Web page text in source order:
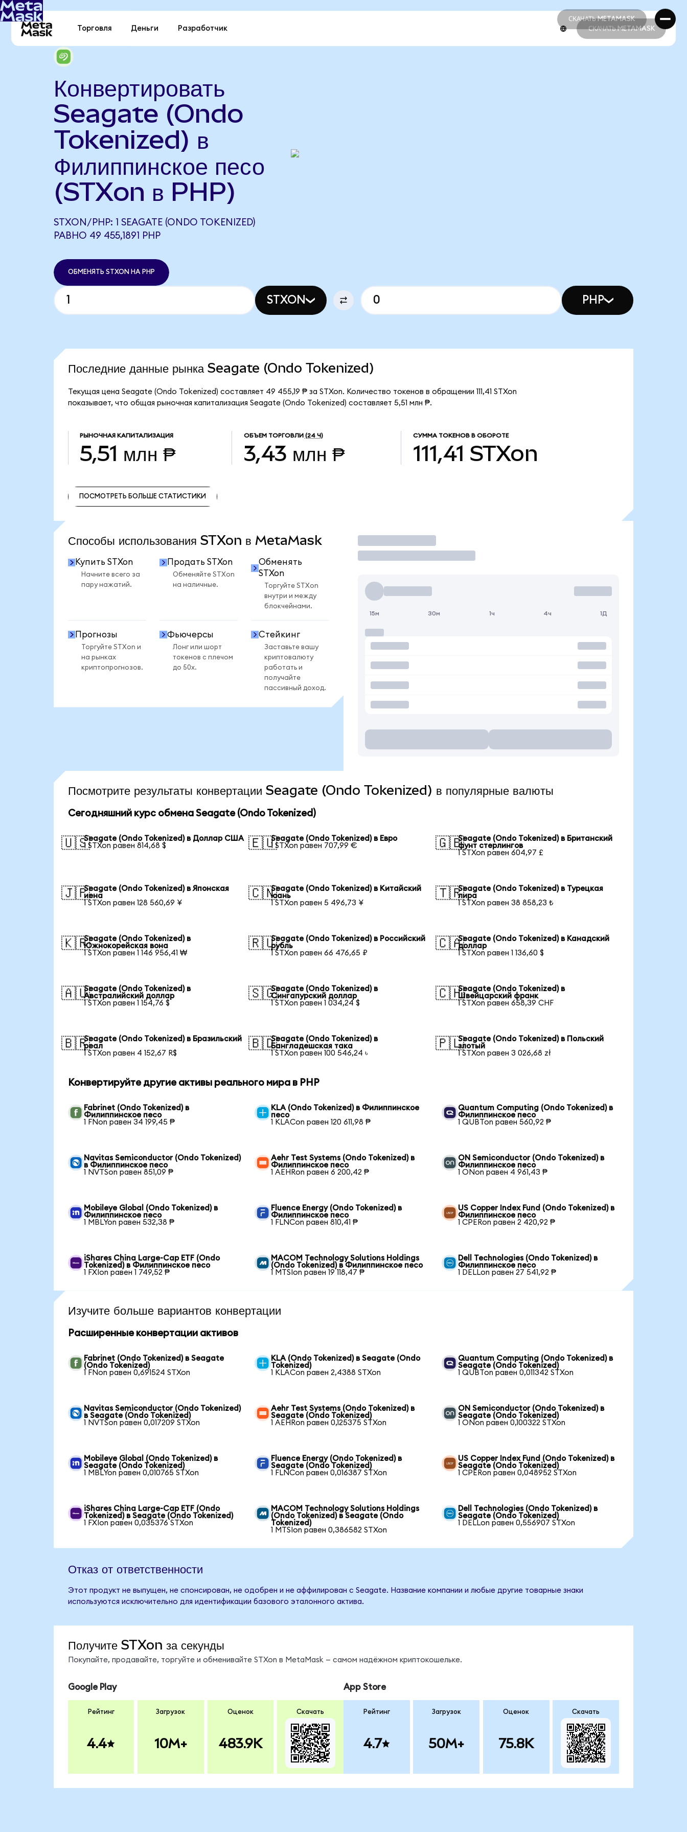
СКАЧАТЬ METAMASK
СКАЧАТЬ METAMASK
Торговля Деньги Разработчик СКАЧАТЬ METAMASK
Конвертировать
Seagate (Ondo
Tokenized) в
Филиппинское песо
(STXon в PHP)
STXON/PHP: 1 SEAGATE (ONDO TOKENIZED)
РАВНО 49 455,1891 PHP
ОБМЕНЯТЬ STXON НА PHP
STXON PHP
Последние данные рынка Seagate (Ondo Tokenized)
Текущая цена Seagate (Ondo Tokenized) составляет 49 455,19 ₱ за STXon. Количество токенов в обращении 111,41 STXon
показывает, что общая рыночная капитализация Seagate (Ondo Tokenized) составляет 5,51 млн ₱.
РЫНОЧНАЯ КАПИТАЛИЗАЦИЯ
5,51 млн ₱
ОБЪЕМ ТОРГОВЛИ (24 Ч)
3,43 млн ₱
СУММА ТОКЕНОВ В ОБОРОТЕ
111,41 STXon
ПОСМОТРЕТЬ БОЛЬШЕ СТАТИСТИКИ
Способы использования STXon в MetaMask
Купить STXon
Начните всего за
пару нажатий.
Продать STXon
Обменяйте STXon
на наличные.
Обменять
STXon
Торгуйте STXon
внутри и между
блокчейнами.
Прогнозы
Торгуйте STXon и
на рынках
криптопрогнозов.
Фьючерсы
Лонг или шорт
токенов с плечом
до 50x.
Стейкинг
Заставьте вашу
криптовалюту
работать и
получайте
пассивный доход.
Торговать
15м 30м 1ч 4ч 1Д
Посмотрите результаты конвертации Seagate (Ondo Tokenized) в популярные валюты
Сегодняшний курс обмена Seagate (Ondo Tokenized)
🇺🇸Seagate (Ondo Tokenized) в Доллар США
1 STXon равен 814,68 $
🇪🇺Seagate (Ondo Tokenized) в Евро
1 STXon равен 707,99 €
🇬🇧Seagate (Ondo Tokenized) в Британский
фунт стерлингов
1 STXon равен 604,97 £
🇯🇵Seagate (Ondo Tokenized) в Японская
иена
1 STXon равен 128 560,69 ¥
🇨🇳Seagate (Ondo Tokenized) в Китайский
юань
1 STXon равен 5 496,73 ¥
🇹🇷Seagate (Ondo Tokenized) в Турецкая
лира
1 STXon равен 38 858,23 ₺
🇰🇷Seagate (Ondo Tokenized) в
Южнокорейская вона
1 STXon равен 1 146 956,41 ₩
🇷🇺Seagate (Ondo Tokenized) в Российский
рубль
1 STXon равен 66 476,65 ₽
🇨🇦Seagate (Ondo Tokenized) в Канадский
доллар
1 STXon равен 1 136,60 $
🇦🇺Seagate (Ondo Tokenized) в
Австралийский доллар
1 STXon равен 1 154,76 $
🇸🇬Seagate (Ondo Tokenized) в
Сингапурский доллар
1 STXon равен 1 034,24 $
🇨🇭Seagate (Ondo Tokenized) в
Швейцарский франк
1 STXon равен 658,39 CHF
🇧🇷Seagate (Ondo Tokenized) в Бразильский
реал
1 STXon равен 4 152,67 R$
🇧🇩Seagate (Ondo Tokenized) в
Бангладешская така
1 STXon равен 100 546,24 ৳
🇵🇱Seagate (Ondo Tokenized) в Польский
злотый
1 STXon равен 3 026,68 zł
Конвертируйте другие активы реального мира в PHP
Fabrinet (Ondo Tokenized) в
Филиппинское песо
1 FNon равен 34 199,45 ₱
KLA (Ondo Tokenized) в Филиппинское
песо
1 KLACon равен 120 611,98 ₱
Quantum Computing (Ondo Tokenized) в
Филиппинское песо
1 QUBTon равен 560,92 ₱
Navitas Semiconductor (Ondo Tokenized)
в Филиппинское песо
1 NVTSon равен 851,09 ₱
Aehr Test Systems (Ondo Tokenized) в
Филиппинское песо
1 AEHRon равен 6 200,42 ₱
ON Semiconductor (Ondo Tokenized) в
Филиппинское песо
1 ONon равен 4 961,43 ₱
Mobileye Global (Ondo Tokenized) в
Филиппинское песо
1 MBLYon равен 532,38 ₱
Fluence Energy (Ondo Tokenized) в
Филиппинское песо
1 FLNCon равен 810,41 ₱
US Copper Index Fund (Ondo Tokenized) в
Филиппинское песо
1 CPERon равен 2 420,92 ₱
iShares China Large-Cap ETF (Ondo
Tokenized) в Филиппинское песо
1 FXIon равен 1 749,52 ₱
MACOM Technology Solutions Holdings
(Ondo Tokenized) в Филиппинское песо
1 MTSIon равен 19 118,47 ₱
Dell Technologies (Ondo Tokenized) в
Филиппинское песо
1 DELLon равен 27 541,92 ₱
Изучите больше вариантов конвертации
Расширенные конвертации активов
Fabrinet (Ondo Tokenized) в Seagate
(Ondo Tokenized)
1 FNon равен 0,691524 STXon
KLA (Ondo Tokenized) в Seagate (Ondo
Tokenized)
1 KLACon равен 2,4388 STXon
Quantum Computing (Ondo Tokenized) в
Seagate (Ondo Tokenized)
1 QUBTon равен 0,011342 STXon
Navitas Semiconductor (Ondo Tokenized)
в Seagate (Ondo Tokenized)
1 NVTSon равен 0,017209 STXon
Aehr Test Systems (Ondo Tokenized) в
Seagate (Ondo Tokenized)
1 AEHRon равен 0,125375 STXon
ON Semiconductor (Ondo Tokenized) в
Seagate (Ondo Tokenized)
1 ONon равен 0,100322 STXon
Mobileye Global (Ondo Tokenized) в
Seagate (Ondo Tokenized)
1 MBLYon равен 0,010765 STXon
Fluence Energy (Ondo Tokenized) в
Seagate (Ondo Tokenized)
1 FLNCon равен 0,016387 STXon
US Copper Index Fund (Ondo Tokenized) в
Seagate (Ondo Tokenized)
1 CPERon равен 0,048952 STXon
iShares China Large-Cap ETF (Ondo
Tokenized) в Seagate (Ondo Tokenized)
1 FXIon равен 0,035376 STXon
MACOM Technology Solutions Holdings
(Ondo Tokenized) в Seagate (Ondo
Tokenized)
1 MTSIon равен 0,386582 STXon
Dell Technologies (Ondo Tokenized) в
Seagate (Ondo Tokenized)
1 DELLon равен 0,556907 STXon
Отказ от ответственности
Этот продукт не выпущен, не спонсирован, не одобрен и не аффилирован с Seagate. Название компании и любые другие товарные знаки
используются исключительно для идентификации базового эталонного актива.
Получите STXon за секунды
Покупайте, продавайте, торгуйте и обменивайте STXon в MetaMask — самом надёжном криптокошельке.
Google Play
Рейтинг
4.4
Загрузок
10M+
Оценок
483.9K
Скачать
App Store
Рейтинг
4.7
Загрузок
50M+
Оценок
75.8K
Скачать